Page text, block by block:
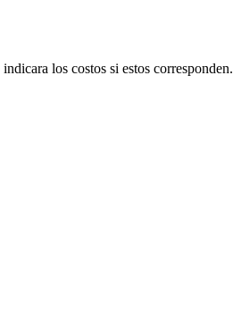
los costos si estos corresponden.